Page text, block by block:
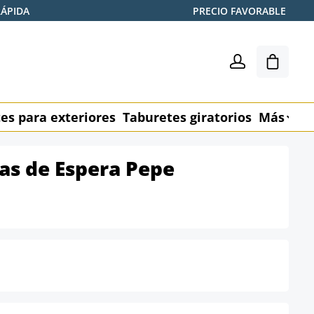
PRECIO FAVORABLE
El
para exteriores Taburetes giratorios Más
de Espera Pepe